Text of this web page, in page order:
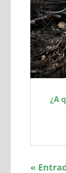
¿A
«